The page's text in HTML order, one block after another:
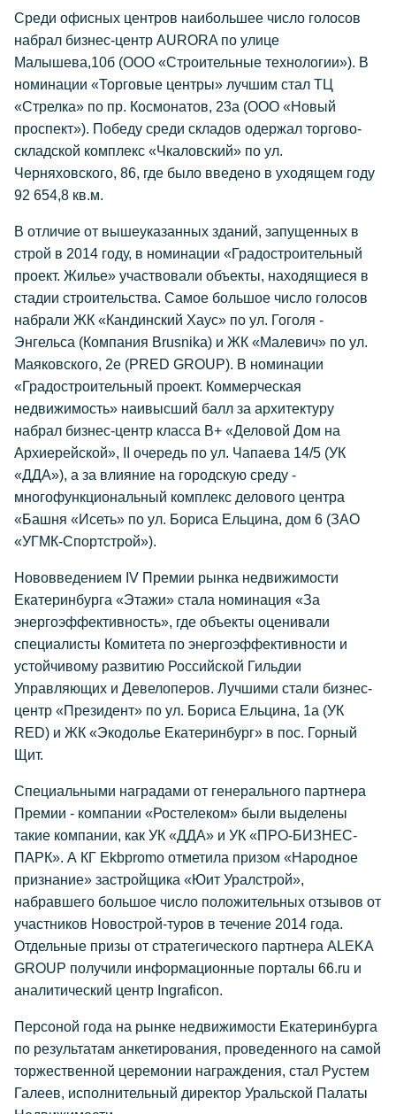
Среди офисных центров наибольшее число голосов
набрал бизнес-центр AURORA по улице
Малышева,10б (ООО «Строительные технологии»). В
номинации «Торговые центры» лучшим стал ТЦ
«Стрелка» по пр. Космонатов, 23а (ООО «Новый
проспект»). Победу среди складов одержал торгово-
складской комплекс «Чкаловский» по ул.
Черняховского, 86, где было введено в уходящем году
92 654,8 кв.м.
В отличие от вышеуказанных зданий, запущенных в
строй в 2014 году, в номинации «Градостроительный
проект. Жилье» участвовали объекты, находящиеся в
стадии строительства. Самое большое число голосов
набрали ЖК «Кандинский Хаус» по ул. Гоголя -
Энгельса (Компания Brusnika) и ЖК «Малевич» по ул.
Маяковского, 2е (PRED GROUP). В номинации
«Градостроительный проект. Коммерческая
недвижимость» наивысший балл за архитектуру
набрал бизнес-центр класса В+ «Деловой Дом на
Архиерейской», II очередь по ул. Чапаева 14/5 (УК
«ДДА»), а за влияние на городскую среду -
многофункциональный комплекс делового центра
«Башня «Исеть» по ул. Бориса Ельцина, дом 6 (ЗАО
«УГМК-Спортстрой»).
Нововведением IV Премии рынка недвижимости
Екатеринбурга «Этажи» стала номинация «За
энергоэффективность», где объекты оценивали
специалисты Комитета по энергоэффективности и
устойчивому развитию Российской Гильдии
Управляющих и Девелоперов. Лучшими стали бизнес-
центр «Президент» по ул. Бориса Ельцина, 1а (УК
RED) и ЖК «Экодолье Екатеринбург» в пос. Горный
Щит.
Специальными наградами от генерального партнера
Премии - компании «Ростелеком» были выделены
такие компании, как УК «ДДА» и УК «ПРО-БИЗНЕС-
ПАРК». А КГ Ekbpromo отметила призом «Народное
признание» застройщика «Юит Уралстрой»,
набравшего большое число положительных отзывов от
участников Новострой-туров в течение 2014 года.
Отдельные призы от стратегического партнера ALEKA
GROUP получили информационные порталы 66.ru и
аналитический центр Ingraficon.
Персоной года на рынке недвижимости Екатеринбурга
по результатам анкетирования, проведенного на самой
торжественной церемонии награждения, стал Рустем
Галеев, исполнительный директор Уральской Палаты